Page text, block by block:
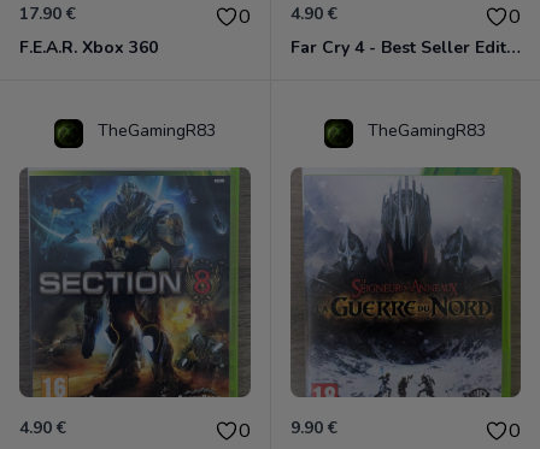
17.90 € 0
F.E.A.R. Xbox 360
4.90 € 0
Far Cry 4 - Best Seller Edition Xbox 360
TheGamingR83
4.90 € 0
TheGamingR83
9.90 € 0